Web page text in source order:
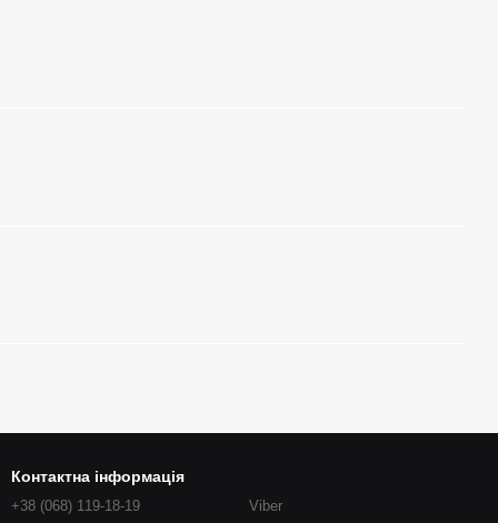
Контактна інформація
+38 (068) 119-18-19
Viber